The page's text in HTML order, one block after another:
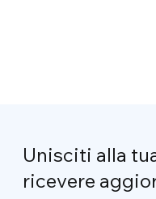
Unisciti alla
ricevere